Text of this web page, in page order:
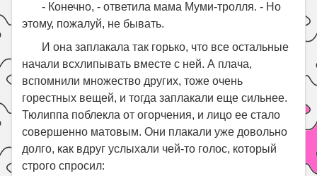
- Конечно, - ответила мама Муми-тролля. - Но
этому, пожалуй, не бывать.
И она заплакала так горько, что все остальные
начали всхлипывать вместе с ней. А плача,
вспомнили множество других, тоже очень
горестных вещей, и тогда заплакали еще сильнее.
Тюлиппа поблекла от огорчения, и лицо ее стало
совершенно матовым. Они плакали уже довольно
долго, как вдруг услыхали чей-то голос, который
строго спросил: